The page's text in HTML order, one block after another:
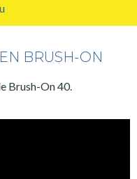
BRUSH-ON
Brush-On 40.